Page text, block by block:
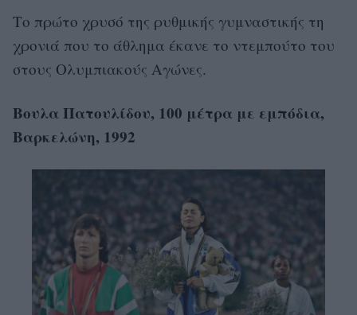
Το πρώτο χρυσό της ρυθμικής γυμναστικής τη
χρονιά που το άθλημα έκανε το ντεμπούτο του
στους Ολυμπιακούς Αγώνες.
Βουλα Πατουλίδου, 100 μέτρα με εμπόδια,
Βαρκελώνη, 1992